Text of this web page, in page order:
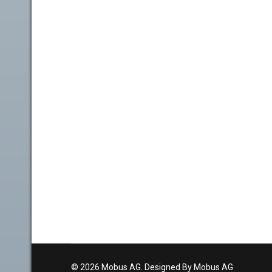
© 2026 Mobus AG. Designed By Mobus AG